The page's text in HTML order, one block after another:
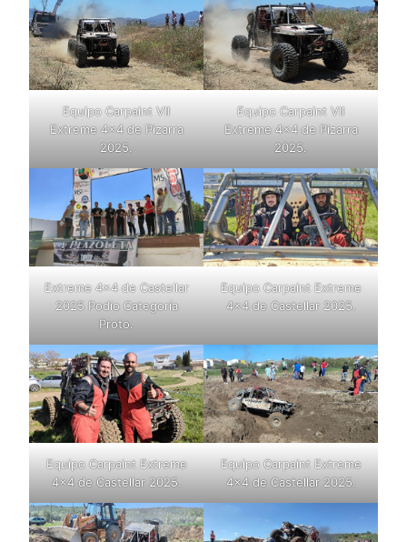
Equipo Carpaint VII
Extreme 4×4 de Pizarra
2025.
Equipo Carpaint VII
Extreme 4×4 de Pizarra
2025.
Extreme 4×4 de Castellar
2025 Podio Categoría
Proto.
Equipo Carpaint Extreme
4×4 de Castellar 2025.
Equipo Carpaint Extreme
4×4 de Castellar 2025.
Equipo Carpaint Extreme
4×4 de Castellar 2025.